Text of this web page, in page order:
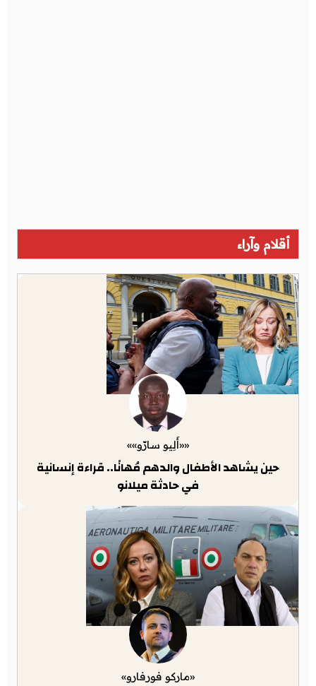
أقلام وآراء
««أَلِيو سارّو»»
حين يشاهد الأطفال والدهم مُهانًا.. قراءة إنسانية
في حادثة ميلانو
«ماركو فورفارو»